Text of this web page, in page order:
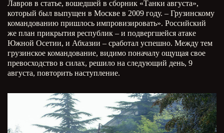
Лавров в статье, вошедшей в сборник «Танки августа»,
который был выпущен в Москве в 2009 году. – Грузинскому
командованию пришлось импровизировать». Российский
же план прикрытия республик – и подвергшейся атаке
Южной Осетии, и Абхазии – сработал успешно. Между тем
грузинское командование, видимо поначалу ощущая свое
превосходство в силах, решило на следующий день, 9
августа, повторить наступление.